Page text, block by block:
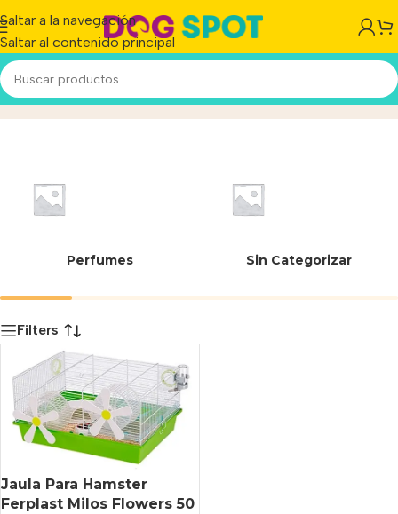
Saltar a la navegación
Saltar al contenido principal
Milos FlowersInicio/Producto
Perfumes Sin Categorizar
Filters
Jaula Para Hamster
Ferplast Milos Flowers 50